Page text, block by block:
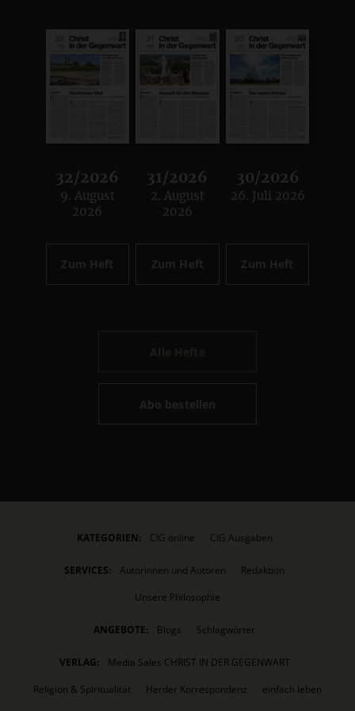
32/2026
:
9. August
2026
Zum Heft
31/2026
:
2. August
2026
Zum Heft
30/2026
:
26. Juli 2026
Zum Heft
Abo bestellen
KATEGORIEN: CIG online CIG Ausgaben
SERVICES: Autorinnen und Autoren
Redaktion
Unsere Philosophie
ANGEBOTE: Blogs Schlagwörter
VERLAG:
Media Sales CHRIST IN DER GEGENWART
Religion & Spiritualität
Herder Korrespondenz
einfach leben